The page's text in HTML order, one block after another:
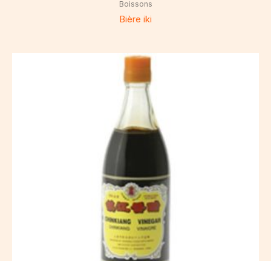
Boissons
Bière iki